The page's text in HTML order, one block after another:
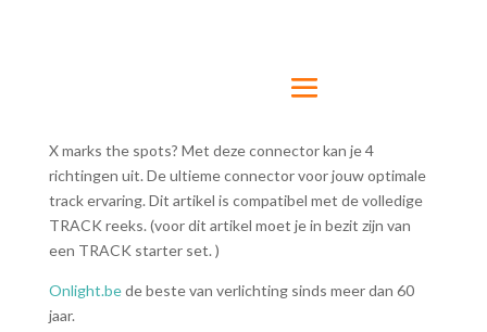
X marks the spots? Met deze connector kan je 4
richtingen uit. De ultieme connector voor jouw optimale
track ervaring. Dit artikel is compatibel met de volledige
TRACK reeks. (voor dit artikel moet je in bezit zijn van
een TRACK starter set. )
Onlight.bede beste van verlichting sinds meer dan 60
jaar.